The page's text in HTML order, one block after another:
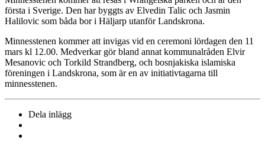
första i Sverige. Den har byggts av Elvedin Talic och Jasmin
Halilovic som båda bor i Häljarp utanför Landskrona.
Minnesstenen kommer att invigas vid en ceremoni lördagen den 11
mars kl 12.00. Medverkar gör bland annat kommunalråden Elvir
Mesanovic och Torkild Strandberg, och bosnjakiska islamiska
föreningen i Landskrona, som är en av initiativtagarna till
minnesstenen.
Dela inlägg